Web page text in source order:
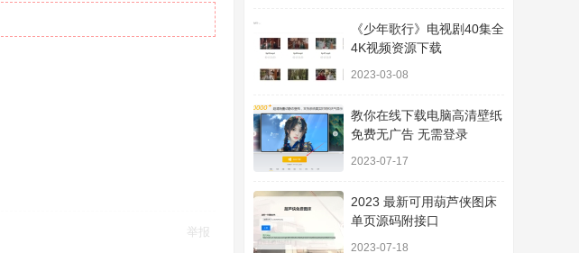
举报
《少年歌行》电视剧40集全
4K视频资源下载
2023-03-08
教你在线下载电脑高清壁纸
免费无广告 无需登录
2023-07-17
2023 最新可用葫芦侠图床
单页源码附接口
2023-07-18